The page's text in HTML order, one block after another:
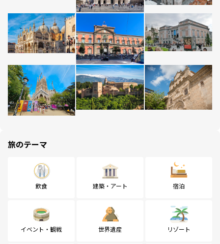
旅のテーマ
飲食 建築・アート 宿泊
イベント・観戦 世界遺産 リゾート